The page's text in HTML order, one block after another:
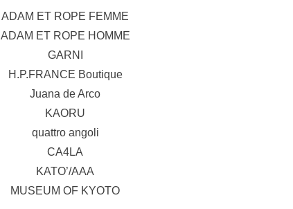
ADAM ET ROPE FEMME
ADAM ET ROPE HOMME
GARNI
H.P.FRANCE Boutique
Juana de Arco
KAORU
quattro angoli
CA4LA
KATO’/AAA
MUSEUM OF KYOTO